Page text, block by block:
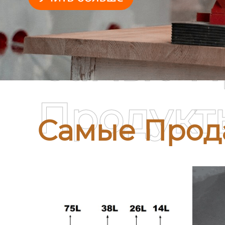
Самые
Самые